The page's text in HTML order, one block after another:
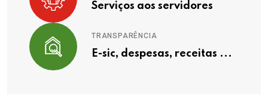
Serviços aos servidores
TRANSPARÊNCIA
E-sic, despesas, receitas ...